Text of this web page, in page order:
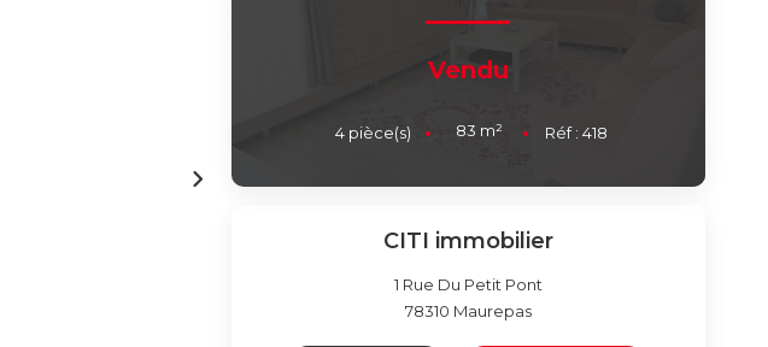
Vendu
4 pièce(s) 83 m² Réf :418
CITI immobilier
1 Rue Du Petit Pont
78310 Maurepas